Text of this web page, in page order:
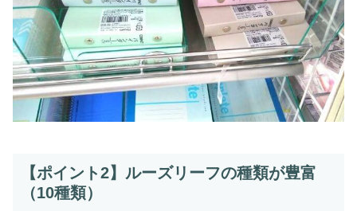
【ポイント2】ルーズリーフの種類が豊富
（10種類）